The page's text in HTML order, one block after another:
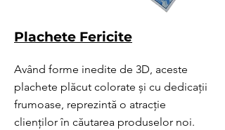
Plachete Fericite
Având forme inedite de 3D, aceste
plachete plăcut colorate și cu dedicații
frumoase, reprezintă o atracție
clienților în căutarea produselor noi.